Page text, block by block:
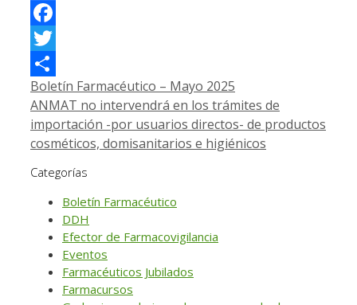
Facebook
Twitter
Compartir
Boletín Farmacéutico – Mayo 2025
ANMAT no intervendrá en los trámites de
importación -por usuarios directos- de productos
cosméticos, domisanitarios e higiénicos
Categorías
Boletín Farmacéutico
DDH
Efector de Farmacovigilancia
Eventos
Farmacéuticos Jubilados
Farmacursos